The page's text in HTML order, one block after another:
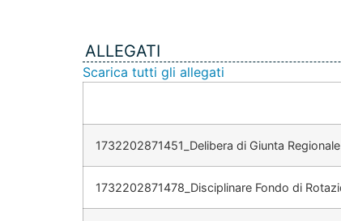
ALLEGATI
Scarica tutti gli allegati
1732202871451_Delibera di Giunta
1732202871478_Disciplinare Fondo di